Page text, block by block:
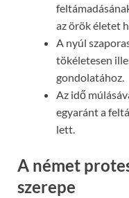
az örök életet
A nyúl
tökéletesen
gondolatához.
Az idő
egyaránt a
lett.
A német
szerepe